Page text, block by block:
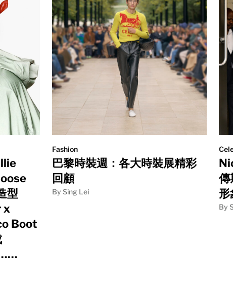
型
x
Boot
……
Fashion
巴黎時裝週：各大時裝展精彩
回顧
By Sing Lei
傳
形
By